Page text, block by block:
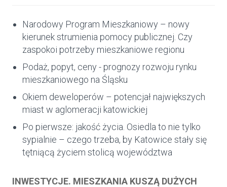
Narodowy Program Mieszkaniowy – nowy
kierunek strumienia pomocy publicznej. Czy
zaspokoi potrzeby mieszkaniowe regionu
Podaż, popyt, ceny - prognozy rozwoju rynku
mieszkaniowego na Śląsku
Okiem deweloperów – potencjał największych
miast w aglomeracji katowickiej
Po pierwsze: jakość życia. Osiedla to nie tylko
sypialnie – czego trzeba, by Katowice stały się
tętniącą życiem stolicą województwa
INWESTYCJE. MIESZKANIA KUSZĄ DUŻYCH